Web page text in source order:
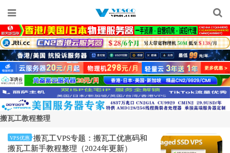
搬瓦工教程整理
VPS优惠
搬瓦工VPS专题：搬瓦工优惠码和
搬瓦工新手教程整理（2024年更新）